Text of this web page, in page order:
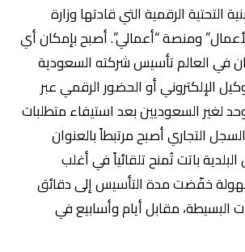
التحتية الرقمية التي قادتها وزارة
ومنصة “أعمالي”. أصبح بإمكان أي
العالم تأسيس شركته السعودية
الإلكتروني أو الحضور الرقمي عبر
لغير السعوديين بعد استيفاء متطلبات
التجاري أصبح مرتبطاً بالعنوان
باتت تُمنح تلقائياً في أغلب
خفّضت مدة التأسيس إلى دقائق
البسيطة، مقابل أيام وأسابيع في